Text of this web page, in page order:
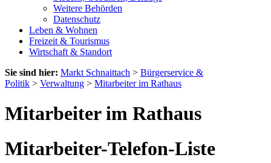
Weitere Behörden
Datenschutz
Leben & Wohnen
Freizeit & Tourismus
Wirtschaft & Standort
Sie sind hier: Markt Schnaittach > Bürgerservice &
Politik > Verwaltung > Mitarbeiter im Rathaus
Mitarbeiter im Rathaus
Mitarbeiter-Telefon-Liste